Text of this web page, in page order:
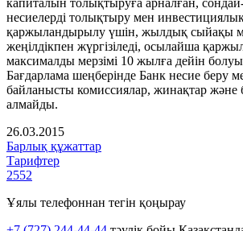
несиелерді толықтыру мен
қаржыландырылу үшін, жылдық сыйақы
жеңілдікпен жүргізіледі, осылайша
максималды мерзімі 10 жылға дейін
Бағдарлама шеңберінде Банк несие беру
байланысты комиссиялар, жинақтар және
алмайды.
26.03.2015
Барлық құжаттар
Тарифтер
2552
Ұялы телефоннан тегін қоңырау